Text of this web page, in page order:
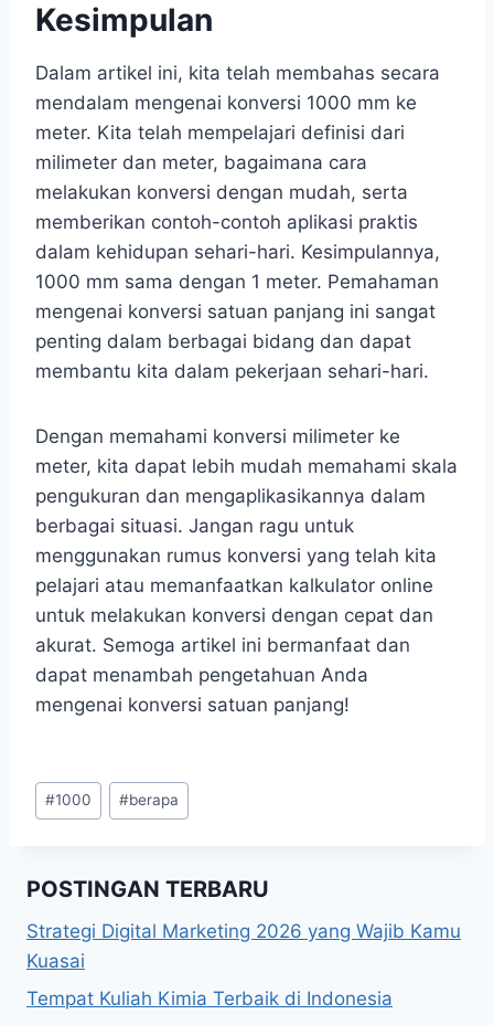
Kesimpulan
Dalam artikel ini, kita telah membahas secara
mendalam mengenai konversi 1000 mm ke
meter. Kita telah mempelajari definisi dari
milimeter dan meter, bagaimana cara
melakukan konversi dengan mudah, serta
memberikan contoh-contoh aplikasi praktis
dalam kehidupan sehari-hari. Kesimpulannya,
1000 mm sama dengan 1 meter. Pemahaman
mengenai konversi satuan panjang ini sangat
penting dalam berbagai bidang dan dapat
membantu kita dalam pekerjaan sehari-hari.
Dengan memahami konversi milimeter ke
meter, kita dapat lebih mudah memahami skala
pengukuran dan mengaplikasikannya dalam
berbagai situasi. Jangan ragu untuk
menggunakan rumus konversi yang telah kita
pelajari atau memanfaatkan kalkulator online
untuk melakukan konversi dengan cepat dan
akurat. Semoga artikel ini bermanfaat dan
dapat menambah pengetahuan Anda
mengenai konversi satuan panjang!
Post
Tags:
#1000 #berapa
POSTINGAN TERBARU
Strategi Digital Marketing 2026 yang Wajib Kamu
Kuasai
Tempat Kuliah Kimia Terbaik di Indonesia